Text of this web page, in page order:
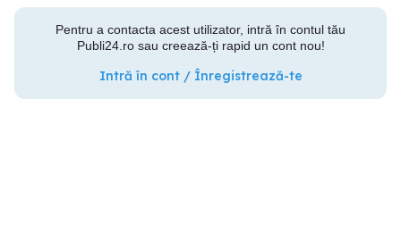
Pentru a contacta acest utilizator, intră în contul tău
Publi24.ro sau creează-ți rapid un cont nou!
Intră în cont / Înregistrează-te